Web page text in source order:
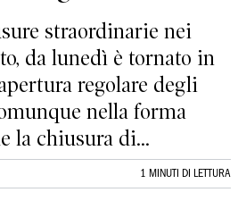
straordinarie nei
da lunedì è tornato in
regolare degli
nella forma
la chiusura di...
1 MINUTI DI LETTURA